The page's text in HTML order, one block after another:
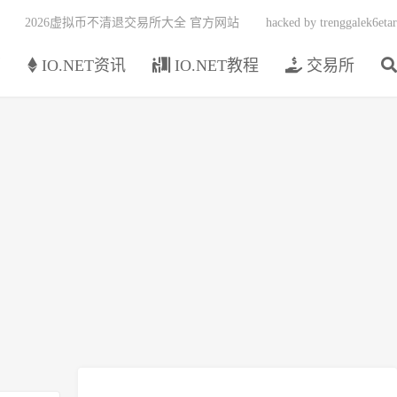
IO.NET资讯 IO.NET教程 交易所
2026虚拟币不清退交易所大全 官方网站 hacked by trenggalek6etar